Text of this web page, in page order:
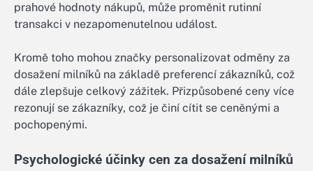
prahové hodnoty nákupů, může proměnit rutinní
transakci v nezapomenutelnou událost.
Kromě toho mohou značky personalizovat odměny za
dosažení milníků na základě preferencí zákazníků, což
dále zlepšuje celkový zážitek. Přizpůsobené ceny více
rezonují se zákazníky, což je činí cítit se ceněnými a
pochopenými.
Psychologické účinky cen za dosažení milníků